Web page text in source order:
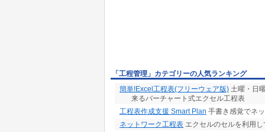
「工程管理」カテゴリーの人気ランキング
簡単!Excel工程表(フリーウェア版) 土曜・日
来るバーチャート式エクセル工程表
工程表作成支援 Smart Plan 手書き感覚でネ
ネットワーク工程表 エクセルのセルを利用